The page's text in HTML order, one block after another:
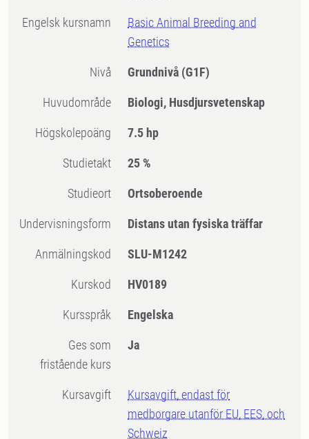
Engelsk kursnamn
Basic Animal Breeding and
Genetics
Nivå Grundnivå (G1F)
Huvudområde Biologi, Husdjursvetenskap
högskolepoäng 7.5 hp
Studietakt 25 %
Studieort Ortsoberoende
Undervisningsform Distans utan fysiska träffar
Anmälningskod SLU-M1242
Kurskod HV0189
Kursspråk Engelska
Ges som
fristående kurs
Ja
Kursavgift
Kursavgift, endast för
medborgare utanför EU, EES, och
Schweiz